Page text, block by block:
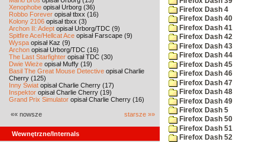
Xenophobe opisał Urborg (36)
Robbo Forever opisał tbxx (16)
Kolony 2106 opisał tbxx (3)
Archon II: Adept opisał Urborg/TDC (9)
Spitfire Ace/Hellcat Ace opisał Farscape (9)
Wyspa opisał Kaz (9)
Archon opisał Urborg/TDC (16)
The Last Starfighter opisał TDC (30)
Dwie Wieże opisał Muffy (19)
Basil The Great Mouse Detective opisał Charlie
Cherry (125)
Inny Świat opisał Charlie Cherry (17)
Inspektor opisał Charlie Cherry (19)
Grand Prix Simulator opisał Charlie Cherry (16)
«« nowsze starsze »»
Wewnętrzne/Internals
Firefox Dash 4
Firefox Dash 40
Firefox Dash 41
Firefox Dash 42
Firefox Dash 43
Firefox Dash 44
Firefox Dash 45
Firefox Dash 46
Firefox Dash 47
Firefox Dash 48
Firefox Dash 49
Firefox Dash 5
Firefox Dash 50
Firefox Dash 51
Firefox Dash 52